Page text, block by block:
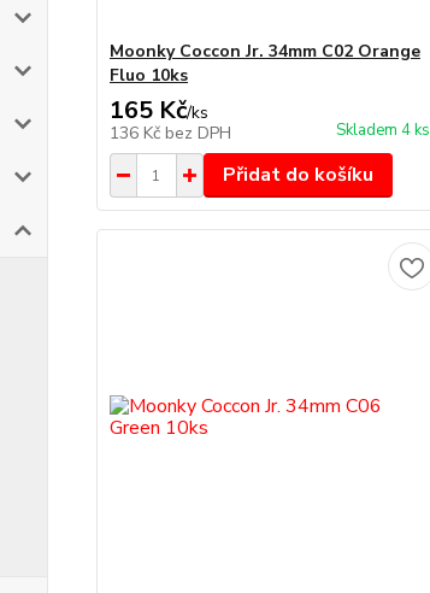
Moonky Coccon Jr. 34mm C02 Orange
Fluo 10ks
165 Kč/ks
136 Kč bez DPH Skladem 4 ks
Přidat do košíku